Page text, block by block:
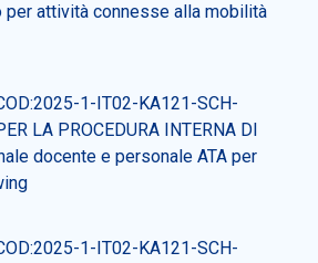
per attività connesse alla mobilità
1-IT02-KA121-SCH-
LA PROCEDURA INTERNA DI
docente e personale ATA per
1-IT02-KA121-SCH-